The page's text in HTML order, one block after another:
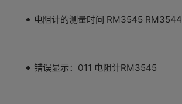
电阻计的测量时间 RM3545 RM3544
错误显示：011 电阻计RM3545